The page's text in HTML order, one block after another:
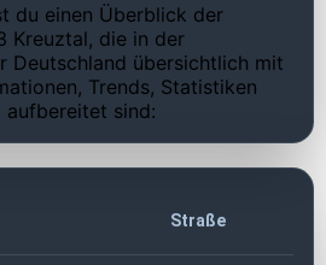
du einen Überblick der
Kreuztal, die in der
Deutschland übersichtlich mit
Trends, Statistiken
aufbereitet sind:
Straße